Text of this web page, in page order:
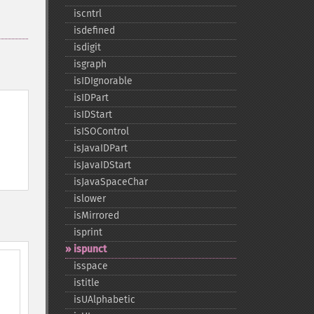
iscntrl
isdefined
isdigit
isgraph
isIDIgnorable
isIDPart
isIDStart
isISOControl
isJavaIDPart
isJavaIDStart
isJavaSpaceChar
islower
isMirrored
isprint
ispunct
isspace
istitle
isUAlphabetic